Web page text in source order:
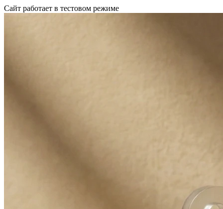
Сайт работает в тестовом режиме